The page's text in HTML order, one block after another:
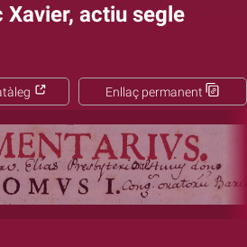
Xavier, actiu segle
Enllaç permanent